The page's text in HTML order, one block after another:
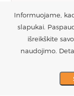
PARTNERIAI >
MES REMIAME >
Informuojame,
slapukai.
išreikškite
naudojimo.